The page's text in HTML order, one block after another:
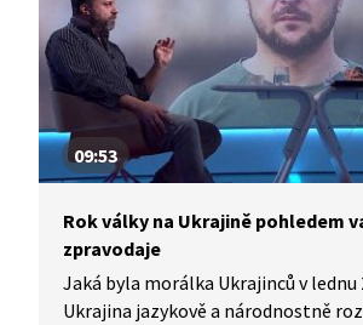
tomu nemohou dorazit.
09:53
Rok války na Ukrajině pohledem
zpravodaje
Jaká byla morálka Ukrajinců v lednu
Ukrajina jazykově a národnostně